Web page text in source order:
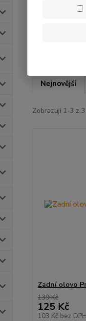
Nejnovější
Zobrazuji 1-3 z 3
Zadní olovo
139 Kč
125 Kč
103 Kč bez DPH